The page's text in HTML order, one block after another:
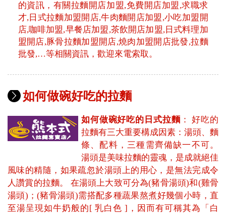
的資訊，有關拉麵開店加盟,免費開店加盟,求職求
才,日式拉麵加盟開店,牛肉麵開店加盟,小吃加盟開
店,咖啡加盟,早餐店加盟,茶飲開店加盟,日式料理加
盟開店,豚骨拉麵加盟開店,燒肉加盟開店批發,拉麵
批發,…等相關資訊，歡迎來電索取。
如何做碗好吃的拉麵
如何做碗好吃的日式拉麵 ： 好吃的
拉麵有三大重要構成因素：湯頭、麵
條、配料，三種需齊備缺一不可。
湯頭是美味拉麵的靈魂，是成就絕佳
風味的精隨，如果疏忽於湯頭上的用心，是無法完成令
人讚賞的拉麵。 在湯頭上大致可分為(豬骨湯頭)和(雞骨
湯頭)；(豬骨湯頭)需搭配多種蔬果熬煮好幾個小時，直
至湯呈現如牛奶般的[ 乳白色 ]，因而有可稱其為「白